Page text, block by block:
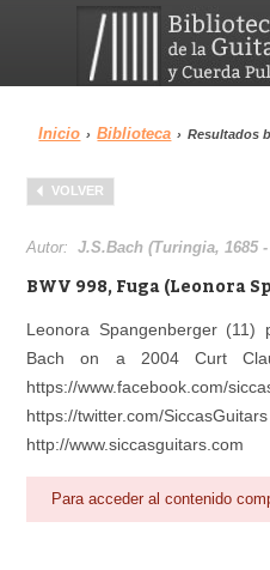
Menu
Biblioteca
Área personal
Inicio › Biblioteca › Resultados
VOLVER
Autor:J.S.Bach (Turingia, 1685
BWV 998, Fuga (Leonora
Leonora Spangenberger
Bach on a 2004 Curt
https://
https://twitter.com/
http://www.siccasguitars.com
Para acceder al contenido